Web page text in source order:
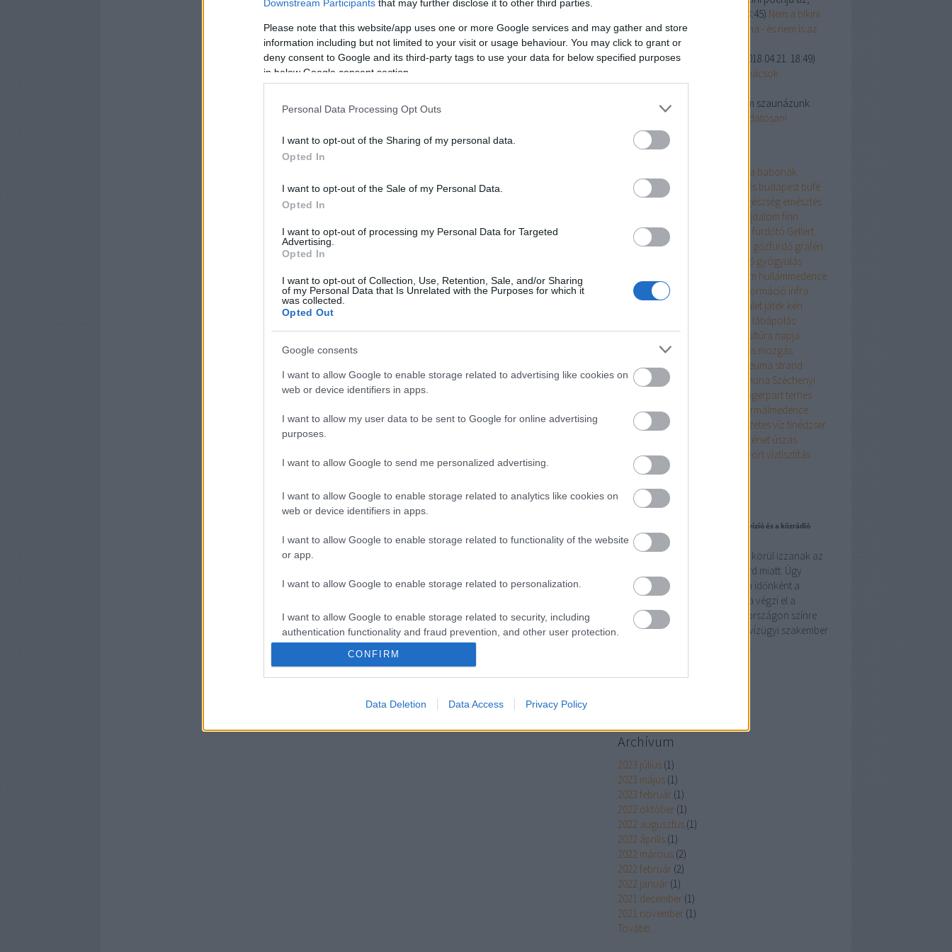
Downstream Participants that may further disclose it to other third parties.
Please note that this website/app uses one or more Google services and may gather and store
information including but not limited to your visit or usage behaviour. You may click to grant or
deny consent to Google and its third-party tags to use your data for below specified purposes
in below Google consent section.
Personal Data Processing Opt Outs
I want to opt-out of the Sharing of my personal data.
Opted In
I want to opt-out of the Sale of my Personal Data.
Opted In
I want to opt-out of processing my Personal Data for Targeted
Advertising.
Opted In
I want to opt-out of Collection, Use, Retention, Sale, and/or Sharing
of my Personal Data that Is Unrelated with the Purposes for which it
was collected.
Opted Out
Google consents
I want to allow Google to enable storage related to advertising like cookies on
web or device identifiers in apps.
I want to allow my user data to be sent to Google for online advertising
purposes.
I want to allow Google to send me personalized advertising.
I want to allow Google to enable storage related to analytics like cookies on
web or device identifiers in apps.
I want to allow Google to enable storage related to functionality of the website
or app.
I want to allow Google to enable storage related to personalization.
I want to allow Google to enable storage related to security, including
authentication functionality and fraud prevention, and other user protection.
CONFIRM
Data Deletion Data Access Privacy Policy
2018.09.18. 13:45) Nem a bikini
volt az első botrányos fürdőruha - és nem is az
utolsó
TPK: Formaldehid veszélyes. 2018.04.21. 18:49)
Időben szólunk! Lábápolási tanácsok
strandszezon előtt
gigabursch: Fürdőruhában nem szaunázunk.
Szaunázz tudatosan!
Címkék
a víz világnapja babonák
balneologia
betegségmegelőzés budapest büfé
családicsúszda egészség emésztés
fájdalom finn
szaunafürdés fürdőtó Gellért
fürdőGellért hotel gőzfürdő grafén
gyógyfürdő gyógyulás
hullám hullámmedence
illemtan információ infra
ízület játék kén
lábápolás
magyarország
magyar fürdőkultúra napja
masszázsmedence megtisztulás mozgás
napozásnyár reuma strand
strandok éjszakája
szanuna Széchenyi
tengerpartterhes
terhességtermál
termálmedence
termálvíz
termékenység természetes víz tinédzser
történet úszás
úszómester
vízisportvíztisztítás
wellness
Címkefelhő
Blogajánló
Izzó indulatok a forróságban a köztelevízió és a közrádió
körül
A közmédia (rádió és televízió) körül izzanak az
indulatok és nem a hőségrekord miatt. Úgy
látszik, hogy ebben a klímában időnként a
szövetségi kapitány saját maga végzi el a
büntetőrúgásokat is. Magyarországon színre
lépett 9,7 millió klímaszakértő, vízügyi szakember
és atomenergetikai mérnök, a…
Archívum
2023 július (1)
2023 május (1)
2023 február (1)
2022 október (1)
2022 augusztus (1)
2022 április (1)
2022 március (2)
2022 február (2)
2022 január (1)
2021 december (1)
2021 november (1)
Tovább...